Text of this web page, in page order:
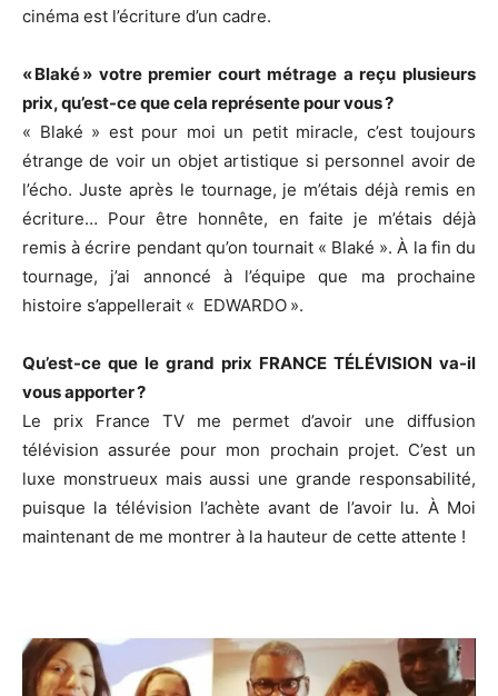
cinéma est l’écriture d’un cadre.
« Blaké » votre premier court métrage a reçu plusieurs
prix, qu’est-ce que cela représente pour vous ?
« Blaké » est pour moi un petit miracle, c’est toujours
étrange de voir un objet artistique si personnel avoir de
l’écho. Juste après le tournage, je m’étais déjà remis en
écriture… Pour être honnête, en faite je m’étais déjà
remis à écrire pendant qu’on tournait « Blaké ». À la fin du
tournage, j’ai annoncé à l’équipe que ma prochaine
histoire s’appellerait « EDWARDO ».
Qu’est-ce que le grand prix FRANCE TÉLÉVISION va-il
vous apporter ?
Le prix France TV me permet d’avoir une diffusion
télévision assurée pour mon prochain projet. C’est un
luxe monstrueux mais aussi une grande responsabilité,
puisque la télévision l’achète avant de l’avoir lu. À Moi
maintenant de me montrer à la hauteur de cette attente !